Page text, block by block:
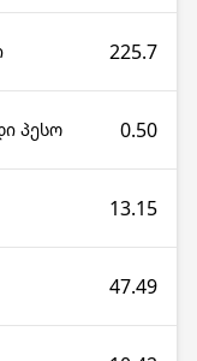
225.7
პესო 0.50
13.15
47.49